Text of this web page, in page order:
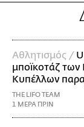
Αθλητισμός /
μποϊκοτάζ
Κυπέλλων
THE LIFO TEAM
1 ΜΕΡΑ ΠΡΙΝ